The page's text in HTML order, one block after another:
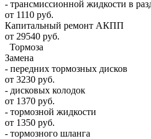
- трансмиссионной жидкости в
от 1110 руб.
Капитальный ремонт АКПП
от 29540 руб.
Тормоза
Замена
- передних тормозных дисков
от 3230 руб.
- дисковых колодок
от 1370 руб.
- тормозной жидкости
от 1350 руб.
- тормозного шланга